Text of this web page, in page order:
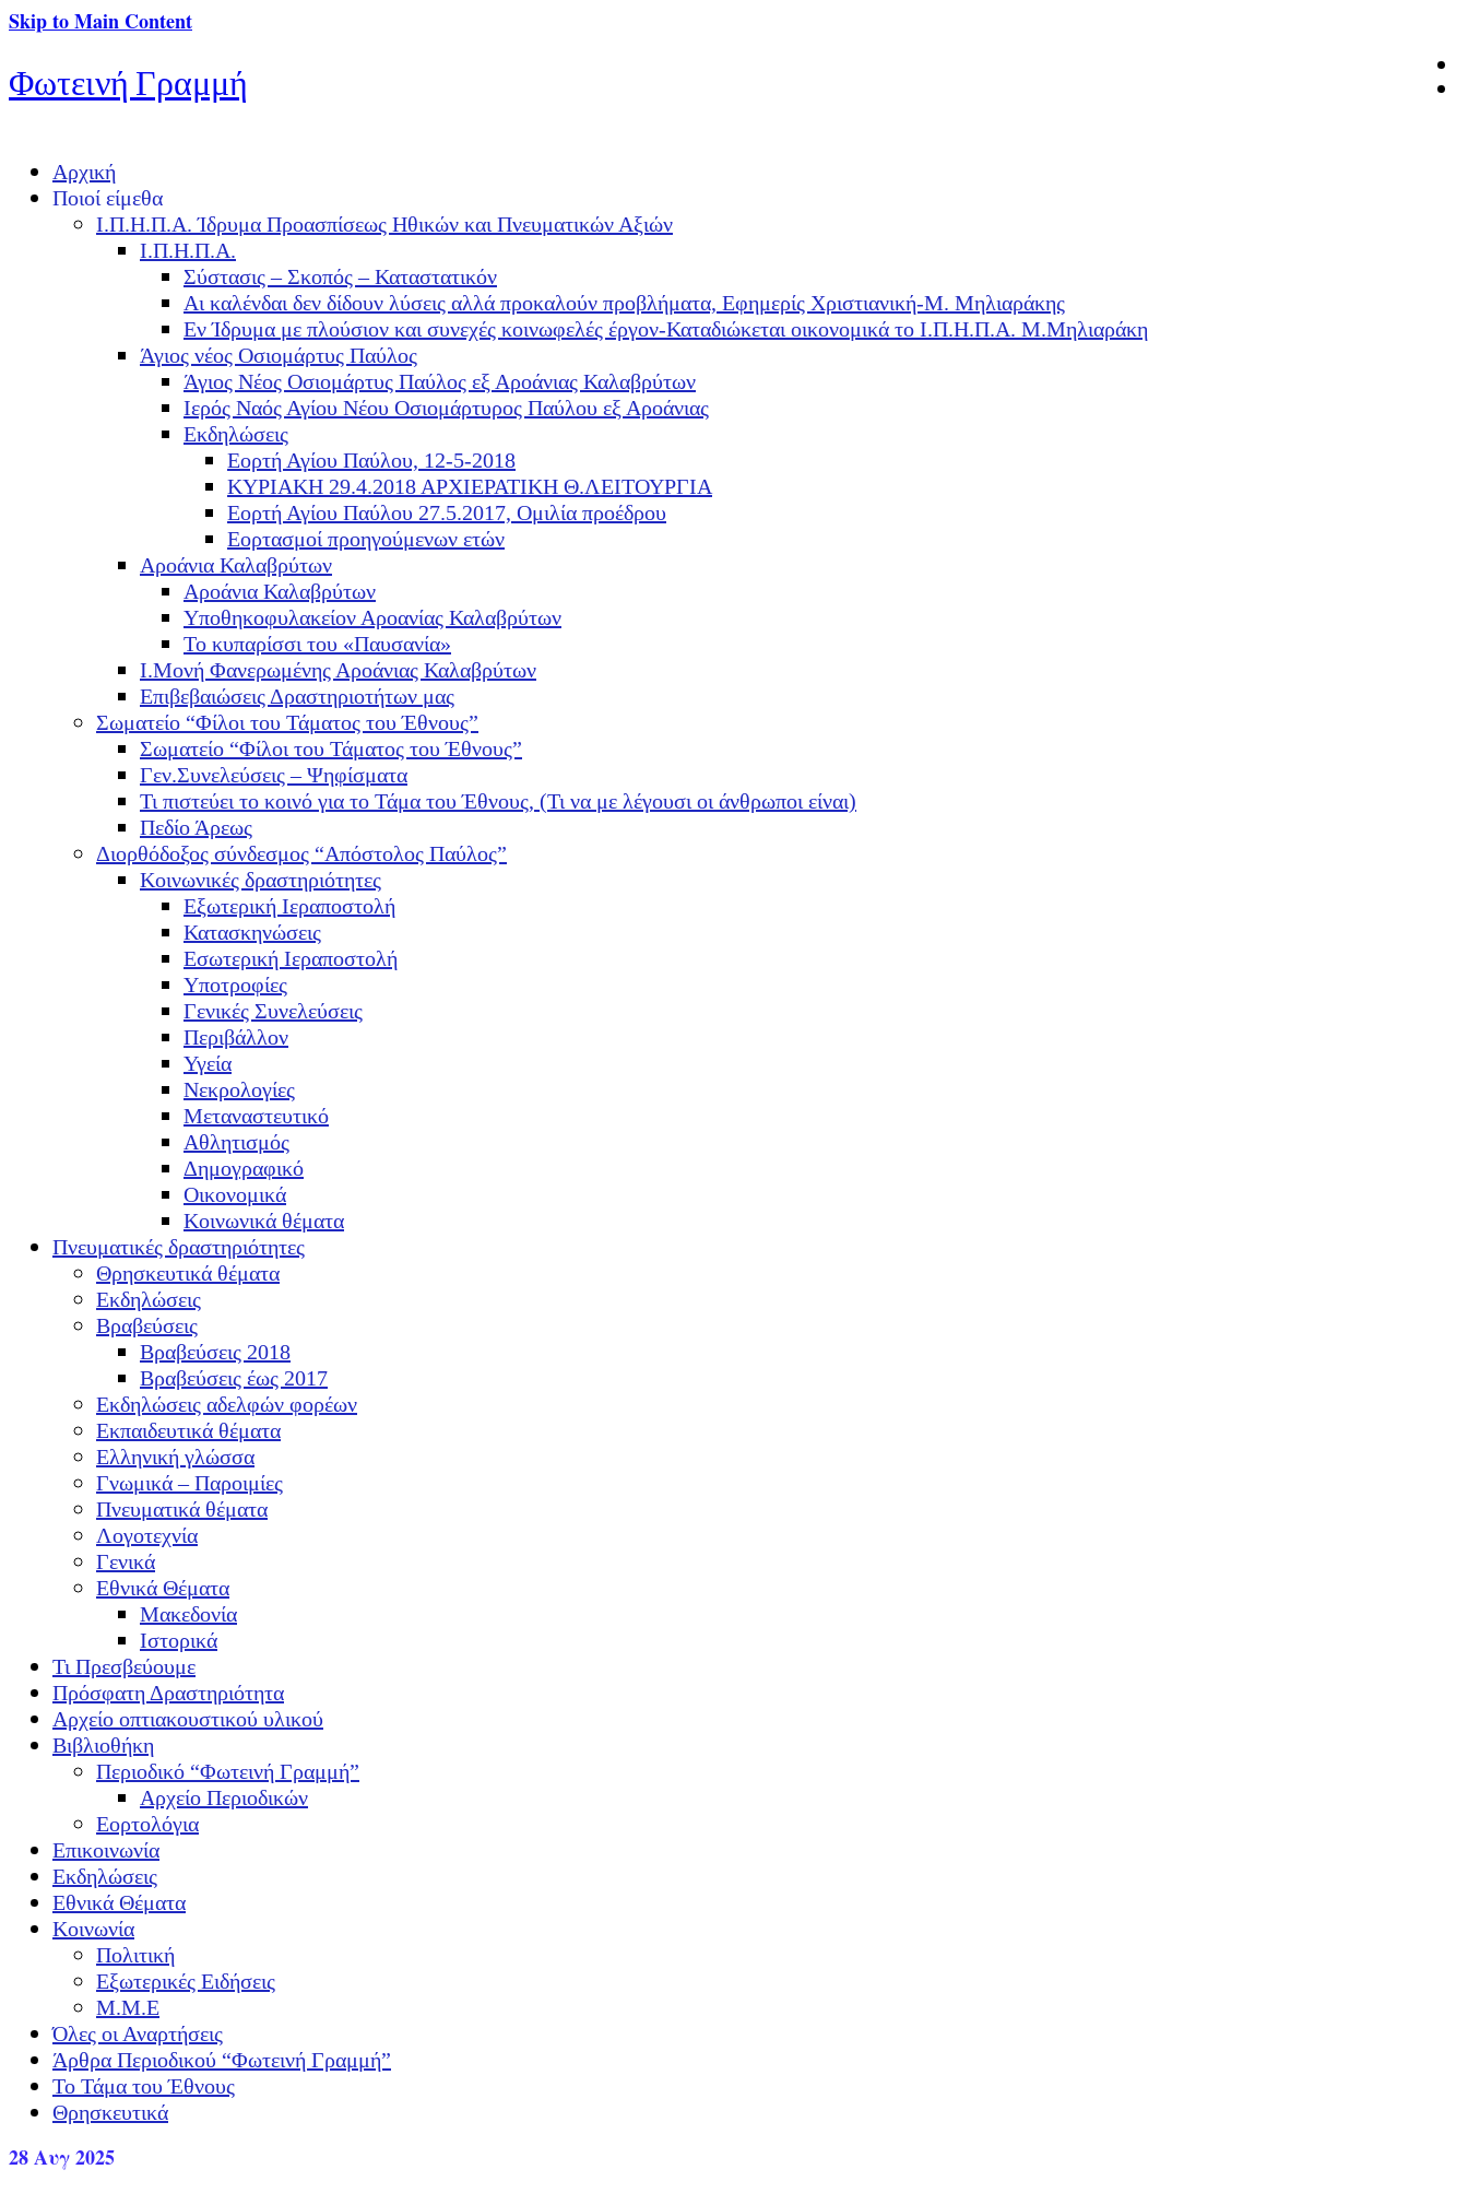
Skip to Main Content
Φωτεινή Γραμμή
Αρχική
Ποιοί είμεθα
Ι.Π.Η.Π.Α. Ίδρυμα Προασπίσεως Ηθικών και Πνευματικών Αξιών
Ι.Π.Η.Π.Α.
Σύστασις – Σκοπός – Καταστατικόν
Αι καλένδαι δεν δίδουν λύσεις αλλά προκαλούν προβλήματα, Εφημερίς Χριστιανική-Μ. Μηλιαράκης
Εν Ίδρυμα με πλούσιον και συνεχές κοινωφελές έργον-Καταδιώκεται οικονομικά το Ι.Π.Η.Π.Α. Μ.Μηλιαράκη
Άγιος νέος Οσιομάρτυς Παύλος
Άγιος Νέος Οσιομάρτυς Παύλος εξ Αροάνιας Καλαβρύτων
Ιερός Ναός Αγίου Νέου Οσιομάρτυρος Παύλου εξ Αροάνιας
Εκδηλώσεις
Εορτή Αγίου Παύλου, 12-5-2018
ΚΥΡΙΑΚΗ 29.4.2018 ΑΡΧΙΕΡΑΤΙΚΗ Θ.ΛΕΙΤΟΥΡΓΙΑ
Εορτή Αγίου Παύλου 27.5.2017, Ομιλία προέδρου
Εορτασμοί προηγούμενων ετών
Αροάνια Καλαβρύτων
Αροάνια Καλαβρύτων
Υποθηκοφυλακείον Αροανίας Καλαβρύτων
Το κυπαρίσσι του «Παυσανία»
Ι.Μονή Φανερωμένης Αροάνιας Καλαβρύτων
Επιβεβαιώσεις Δραστηριοτήτων μας
Σωματείο “Φίλοι του Τάματος του Έθνους”
Σωματείο “Φίλοι του Τάματος του Έθνους”
Γεν.Συνελεύσεις – Ψηφίσματα
Τι πιστεύει το κοινό για το Τάμα του Έθνους, (Τι να με λέγουσι οι άνθρωποι είναι)
Πεδίο Άρεως
Διορθόδοξος σύνδεσμος “Απόστολος Παύλος”
Κοινωνικές δραστηριότητες
Εξωτερική Ιεραποστολή
Κατασκηνώσεις
Εσωτερική Ιεραποστολή
Υποτροφίες
Γενικές Συνελεύσεις
Περιβάλλον
Υγεία
Νεκρολογίες
Μεταναστευτικό
Αθλητισμός
Δημογραφικό
Οικονομικά
Κοινωνικά θέματα
Πνευματικές δραστηριότητες
Θρησκευτικά θέματα
Εκδηλώσεις
Βραβεύσεις
Βραβεύσεις 2018
Βραβεύσεις έως 2017
Εκδηλώσεις αδελφών φορέων
Εκπαιδευτικά θέματα
Ελληνική γλώσσα
Γνωμικά – Παροιμίες
Πνευματικά θέματα
Λογοτεχνία
Γενικά
Εθνικά Θέματα
Μακεδονία
Ιστορικά
Τι Πρεσβεύουμε
Πρόσφατη Δραστηριότητα
Αρχείο οπτιακουστικού υλικού
Βιβλιοθήκη
Περιοδικό “Φωτεινή Γραμμή”
Αρχείο Περιοδικών
Εορτολόγια
Επικοινωνία
Εκδηλώσεις
Εθνικά Θέματα
Κοινωνία
Πολιτική
Εξωτερικές Ειδήσεις
Μ.Μ.Ε
Όλες οι Αναρτήσεις
Άρθρα Περιοδικού “Φωτεινή Γραμμή”
Το Τάμα του Έθνους
Θρησκευτικά
28Αυγ 2025